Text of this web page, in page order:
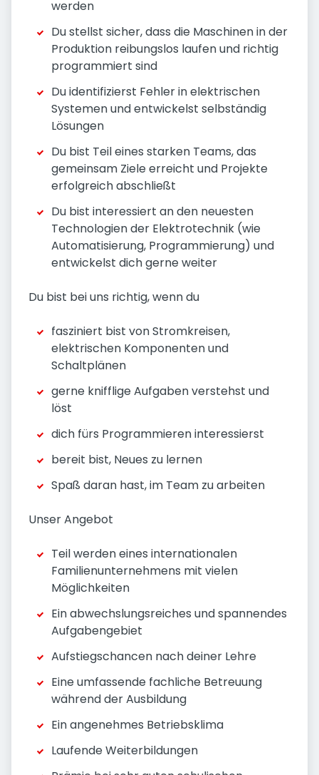
werden
Du stellst sicher, dass die Maschinen in der
Produktion reibungslos laufen und richtig
programmiert sind
Du identifizierst Fehler in elektrischen
Systemen und entwickelst selbständig
Lösungen
Du bist Teil eines starken Teams, das
gemeinsam Ziele erreicht und Projekte
erfolgreich abschließt
Du bist interessiert an den neuesten
Technologien der Elektrotechnik (wie
Automatisierung, Programmierung) und
entwickelst dich gerne weiter
Du bist bei uns richtig, wenn du
fasziniert bist von Stromkreisen,
elektrischen Komponenten und
Schaltplänen
gerne knifflige Aufgaben verstehst und
löst
dich fürs Programmieren interessierst
bereit bist, Neues zu lernen
Spaß daran hast, im Team zu arbeiten
Unser Angebot
Teil werden eines internationalen
Familienunternehmens mit vielen
Möglichkeiten
Ein abwechslungsreiches und spannendes
Aufgabengebiet
Aufstiegschancen nach deiner Lehre
Eine umfassende fachliche Betreuung
während der Ausbildung
Ein angenehmes Betriebsklima
Laufende Weiterbildungen